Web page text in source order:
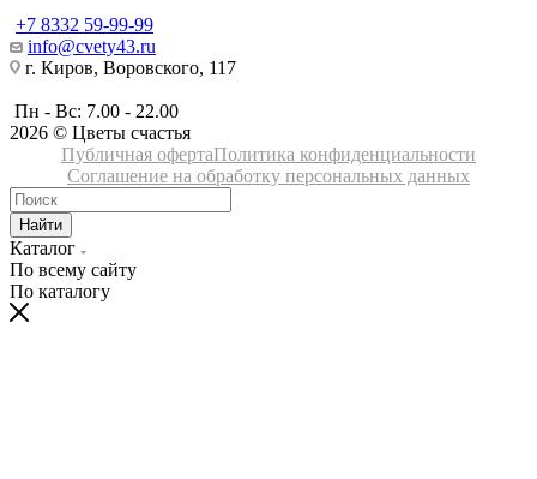
+7 8332 59-99-99
info@cvety43.ru
г. Киров, Воровского, 117
Пн - Вс: 7.00 - 22.00
2026 © Цветы счастья
Публичная офертаПолитика конфиденциальности
Соглашение на обработку персональных данных
Найти
Каталог
По всему сайту
По каталогу